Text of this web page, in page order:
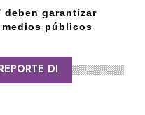
deben garantizar
públicos
DI